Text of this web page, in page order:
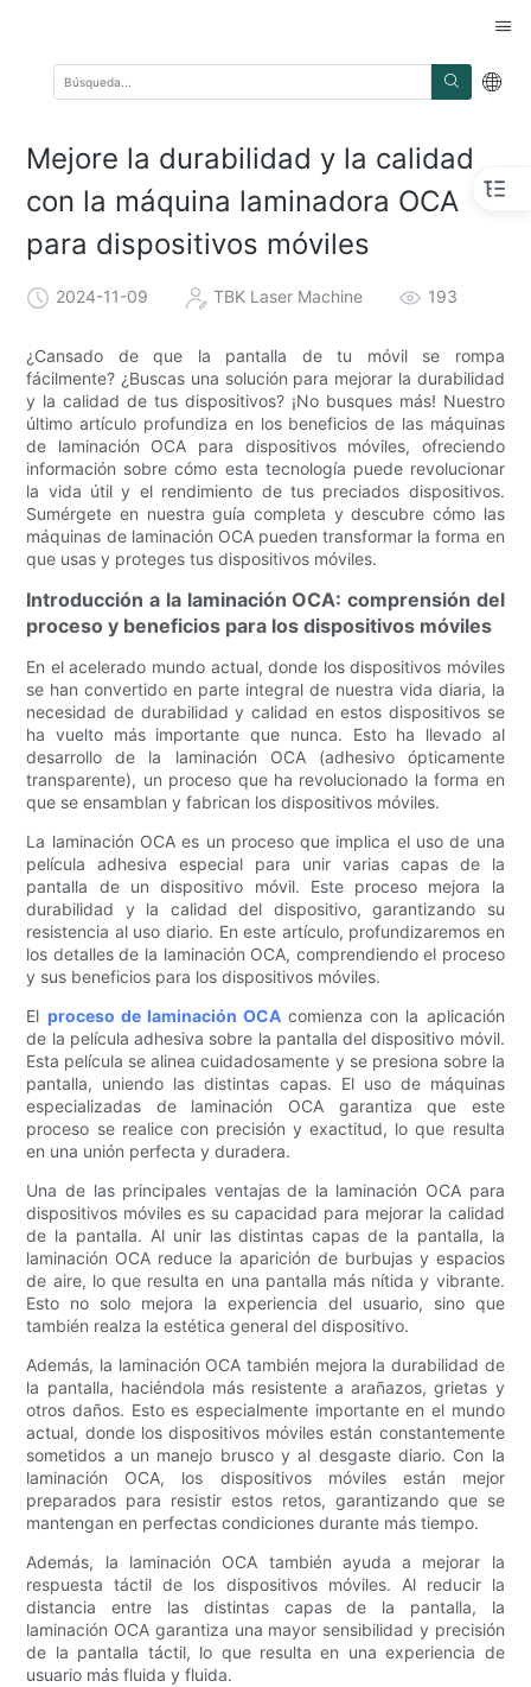
Mejore la durabilidad y la calidad
con la máquina laminadora OCA
para dispositivos móviles
2024-11-09 TBK Laser Machine 193
¿Cansado de que la pantalla de tu móvil se rompa
fácilmente? ¿Buscas una solución para mejorar la durabilidad
y la calidad de tus dispositivos? ¡No busques más! Nuestro
último artículo profundiza en los beneficios de las máquinas
de laminación OCA para dispositivos móviles, ofreciendo
información sobre cómo esta tecnología puede revolucionar
la vida útil y el rendimiento de tus preciados dispositivos.
Sumérgete en nuestra guía completa y descubre cómo las
máquinas de laminación OCA pueden transformar la forma en
que usas y proteges tus dispositivos móviles.
Introducción a la laminación OCA: comprensión del
proceso y beneficios para los dispositivos móviles
En el acelerado mundo actual, donde los dispositivos móviles
se han convertido en parte integral de nuestra vida diaria, la
necesidad de durabilidad y calidad en estos dispositivos se
ha vuelto más importante que nunca. Esto ha llevado al
desarrollo de la laminación OCA (adhesivo ópticamente
transparente), un proceso que ha revolucionado la forma en
que se ensamblan y fabrican los dispositivos móviles.
La laminación OCA es un proceso que implica el uso de una
película adhesiva especial para unir varias capas de la
pantalla de un dispositivo móvil. Este proceso mejora la
durabilidad y la calidad del dispositivo, garantizando su
resistencia al uso diario. En este artículo, profundizaremos en
los detalles de la laminación OCA, comprendiendo el proceso
y sus beneficios para los dispositivos móviles.
El proceso de laminación OCA comienza con la aplicación
de la película adhesiva sobre la pantalla del dispositivo móvil.
Esta película se alinea cuidadosamente y se presiona sobre la
pantalla, uniendo las distintas capas. El uso de máquinas
especializadas de laminación OCA garantiza que este
proceso se realice con precisión y exactitud, lo que resulta
en una unión perfecta y duradera.
Una de las principales ventajas de la laminación OCA para
dispositivos móviles es su capacidad para mejorar la calidad
de la pantalla. Al unir las distintas capas de la pantalla, la
laminación OCA reduce la aparición de burbujas y espacios
de aire, lo que resulta en una pantalla más nítida y vibrante.
Esto no solo mejora la experiencia del usuario, sino que
también realza la estética general del dispositivo.
Además, la laminación OCA también mejora la durabilidad de
la pantalla, haciéndola más resistente a arañazos, grietas y
otros daños. Esto es especialmente importante en el mundo
actual, donde los dispositivos móviles están constantemente
sometidos a un manejo brusco y al desgaste diario. Con la
laminación OCA, los dispositivos móviles están mejor
preparados para resistir estos retos, garantizando que se
mantengan en perfectas condiciones durante más tiempo.
Además, la laminación OCA también ayuda a mejorar la
respuesta táctil de los dispositivos móviles. Al reducir la
distancia entre las distintas capas de la pantalla, la
laminación OCA garantiza una mayor sensibilidad y precisión
de la pantalla táctil, lo que resulta en una experiencia de
usuario más fluida y fluida.